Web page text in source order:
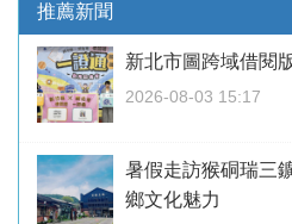
推薦新聞
新北市圖跨域借閱
2026-08-03 15:17
暑假走訪猴硐瑞三
鄉文化魅力